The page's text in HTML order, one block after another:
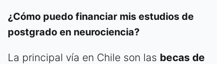
¿Cómo puedo financiar mis estudios de
postgrado en neurociencia?
La principal vía en Chile son las becas de